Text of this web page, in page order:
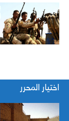
اختيار المحرر